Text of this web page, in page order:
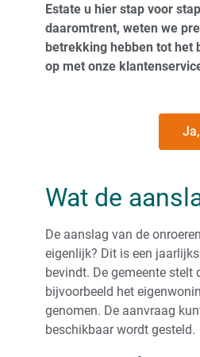
Estate u hier stap voor
daaromtrent, weten we
betrekking hebben tot het
op met onze
Wat de
De aanslag van de
eigenlijk? Dit is een
bevindt. De gemeente
bijvoorbeeld het
genomen. De aanvraag
beschikbaar wordt gesteld.